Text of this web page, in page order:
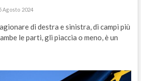
Agosto 2024
di destra e sinistra, di campi più
le parti, gli piaccia o meno, è un